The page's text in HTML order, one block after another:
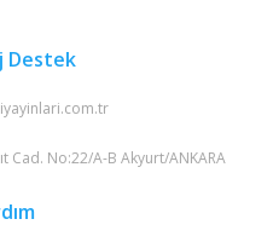
Destek
Cad. No:22/A-B Akyurt/ANKARA